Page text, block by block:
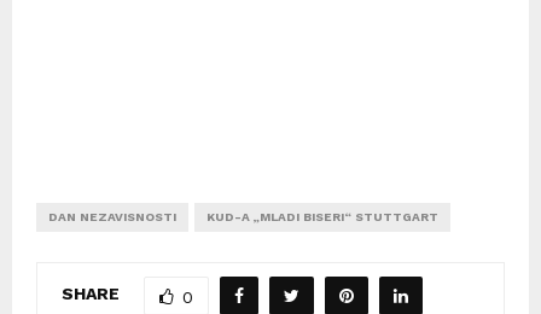
DAN NEZAVISNOSTI KUD-A „MLADI BISERI“ STUTTGART
SHARE 0